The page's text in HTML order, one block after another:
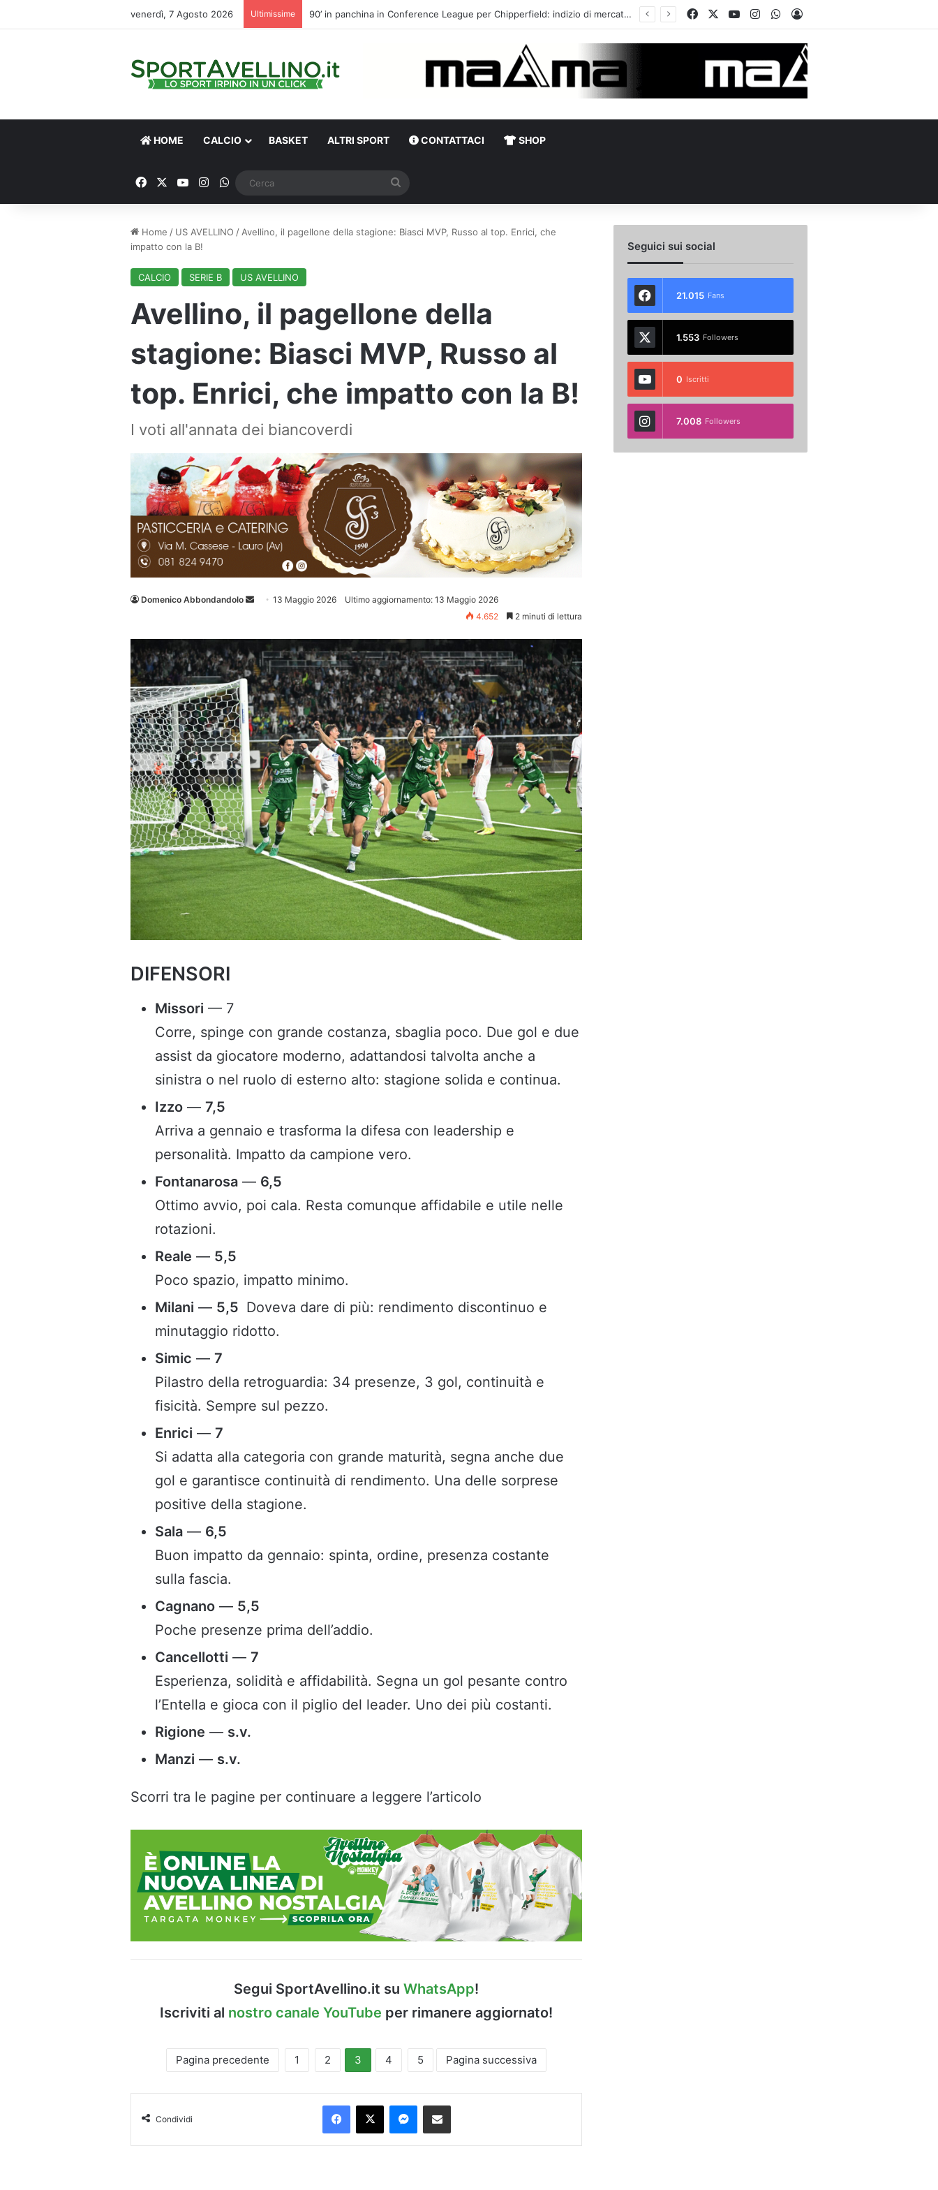
venerdì, 7 Agosto 2026 Ultimissime Calciomercato, l’ex Avellino Le Borgne conteso da due club cadetti: la situazione FacebookYou TubeInstagramWhatsApp
Accedi
HOME CALCIO BASKET ALTRI SPORT CONTATTACI SHOP
FacebookYou TubeInstagram
WhatsApp
Home / US AVELLINO / Avellino, il pagellone della stagione: Biasci MVP, Russo al top. Enrici, che
impatto con la B!
CALCIO SERIE B US AVELLINO
Avellino, il pagellone della
stagione: Biasci MVP, Russo al
top. Enrici, che impatto con la B!
I voti all'annata dei biancoverdi
Domenico Abbondandolo
Invia 13 Maggio 2026
Ultimo aggiornamento: 13 Maggio 2026
4.652
2 minuti di lettura
DIFENSORI
Missori — 7
Corre, spinge con grande costanza, sbaglia poco. Due gol e due
assist da giocatore moderno, adattandosi talvolta anche a
sinistra o nel ruolo di esterno alto: stagione solida e continua.
Izzo — 7,5
Arriva a gennaio e trasforma la difesa con leadership e
personalità. Impatto da campione vero.
Fontanarosa — 6,5
Ottimo avvio, poi cala. Resta comunque affidabile e utile nelle
rotazioni.
Reale — 5,5
Poco spazio, impatto minimo.
Milani — 5,5 Doveva dare di più: rendimento discontinuo e
minutaggio ridotto.
Simic — 7
Pilastro della retroguardia: 34 presenze, 3 gol, continuità e
fisicità. Sempre sul pezzo.
Enrici — 7
Si adatta alla categoria con grande maturità, segna anche due
gol e garantisce continuità di rendimento. Una delle sorprese
positive della stagione.
Sala — 6,5
Buon impatto da gennaio: spinta, ordine, presenza costante
sulla fascia.
Cagnano — 5,5
Poche presenze prima dell’addio.
Cancellotti — 7
Esperienza, solidità e affidabilità. Segna un gol pesante contro
l’Entella e gioca con il piglio del leader. Uno dei più costanti.
Rigione — s.v.
Manzi — s.v.
Scorri tra le pagine per continuare a leggere l’articolo
Segui SportAvellino.it su WhatsApp!
Iscriviti al nostro canale YouTube per rimanere aggiornato!
Pagina precedente 1 2 3 4 5 Pagina successiva
Condividi
Facebook
X Messenger
Condividi via Email
Seguici sui social
21.015 Fans
1.553 Followers
0 Iscritti
7.008 Followers